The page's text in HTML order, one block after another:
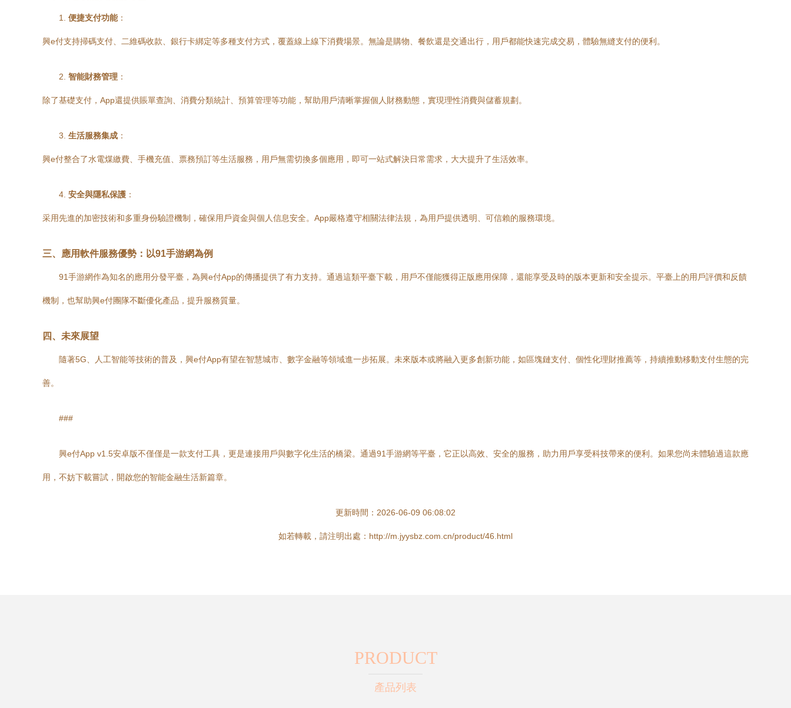
1. 便捷支付功能：
興e付支持掃碼支付、二維碼收款、銀行卡綁定等多種支付方式，覆蓋線上線下消費場景。無論是購物、餐飲還是交通出行，用戶都能快速完成交易，體驗無縫支付的便利。
2. 智能財務管理 ：
除了基礎支付，App還提供賬單查詢、消費分類統計、預算管理等功能，幫助用戶清晰掌握個人財務動態，實現理性消費與儲蓄規劃。
3. 生活服務集成 ：
興e付整合了水電煤繳費、手機充值、票務預訂等生活服務，用戶無需切換多個應用，即可一站式解決日常需求，大大提升了生活效率。
4. 安全與隱私保護 ：
采用先進的加密技術和多重身份驗證機制，確保用戶資金與個人信息安全。App嚴格遵守相關法律法規，為用戶提供透明、可信賴的服務環境。
三、應用軟件服務優勢：以91手游網為例
91手游網作為知名的應用分發平臺，為興e付App的傳播提供了有力支持。通過這類平臺下載，用戶不僅能獲得正版應用保障，還能享受及時的版本更新和安全提示。平臺上的用戶評價和反饋
機制，也幫助興e付團隊不斷優化產品，提升服務質量。
四、未來展望
隨著5G、人工智能等技術的普及，興e付App有望在智慧城市、數字金融等領域進一步拓展。未來版本或將融入更多創新功能，如區塊鏈支付、個性化理財推薦等，持續推動移動支付生態的完
善。
###
興e付App v1.5安卓版不僅僅是一款支付工具，更是連接用戶與數字化生活的橋梁。通過91手游網等平臺，它正以高效、安全的服務，助力用戶享受科技帶來的便利。如果您尚未體驗過這款應
用，不妨下載嘗試，開啟您的智能金融生活新篇章。
更新時間：2026-06-09 06:08:02
如若轉載，請注明出處：http://m.jyysbz.com.cn/product/46.html
PRODUCT
產品列表